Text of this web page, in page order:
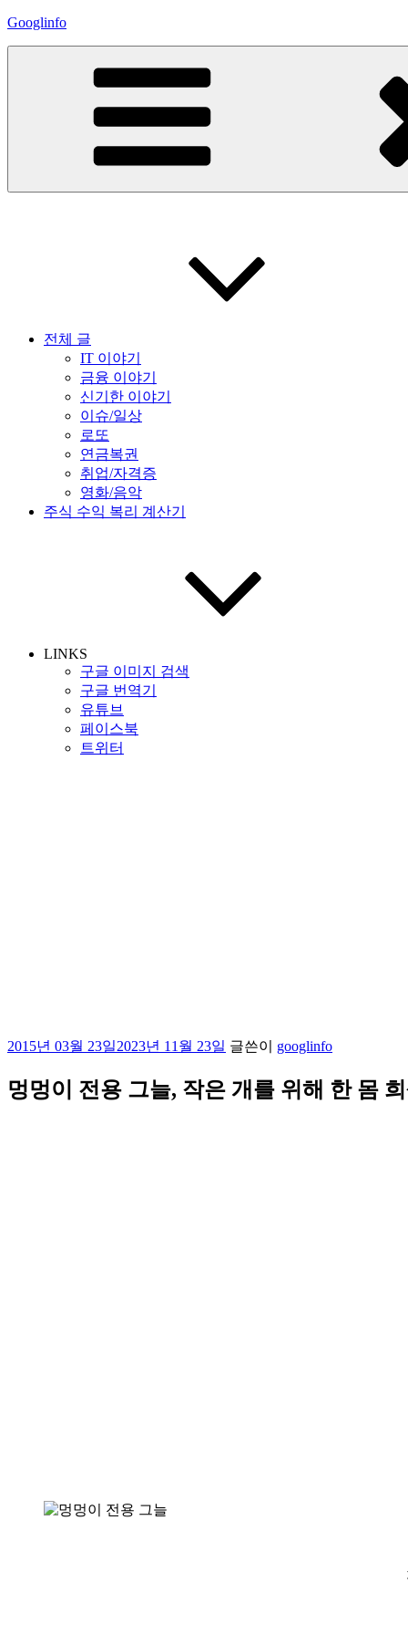
콘
Googlinfo
전체 글
IT 이야기
금융 이야기
신기한 이야기
이슈/일상
로또
연금복권
취업/자격증
영화/음악
주식 수익 복리 계산기
LINKS
구글 이미지 검색
구글 번역기
유튜브
페이스북
트위터
작
일
자
2015년 03월 23일2023년 11월 23일 글쓴이 googlinfo
멍멍이 전용 그늘, 작은 개를 위해 한 몸